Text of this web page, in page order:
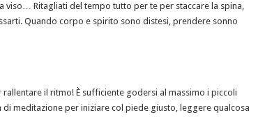
viso… Ritagliati del tempo tutto per te per staccare la spina,
Quando corpo e spirito sono distesi, prendere sonno
il ritmo! È sufficiente godersi al massimo i piccoli
meditazione per iniziare col piede giusto, leggere qualcosa